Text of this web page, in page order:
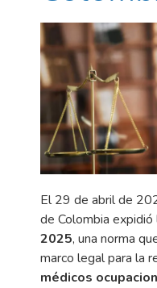
El 29 de abril de
de Colombia expidió
2025, una norma
marco legal para la
médicos